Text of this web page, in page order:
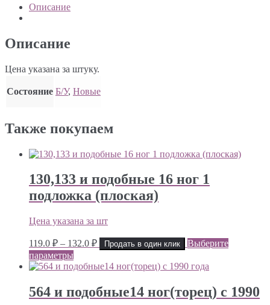
подложекОписание
Описание
Цена указана за штуку.
Состояние Б/У, Новые
Также покупаем
130,133 и подобные 16 ног 1
подложка (плоская)
Цена указана за шт
119.0 ₽ – 132.0 ₽Диапазон
цен:
119.0 ₽
132.0 ₽
Продать в один клик
Выберите
параметры
564 и подобные14 ног(торец) с 1990